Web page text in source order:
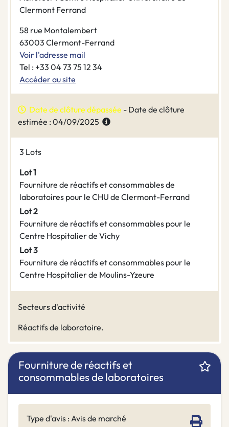
Clermont Ferrand
58 rue Montalembert
63003 Clermont-Ferrand
Voir l'adresse mail
Tel : +33 04 73 75 12 34
Accéder au site
Date de clôture dépassée - Date de clôture
estimée : 04/09/2025
3 Lots
Lot 1
Fourniture de réactifs et consommables de
laboratoires pour le CHU de Clermont-Ferrand
Lot 2
Fourniture de réactifs et consommables pour le
Centre Hospitalier de Vichy
Lot 3
Fourniture de réactifs et consommables pour le
Centre Hospitalier de Moulins-Yzeure
Secteurs d'activité
Réactifs de laboratoire.
Fourniture de réactifs et
consommables de laboratoires
Type d'avis : Avis de marché